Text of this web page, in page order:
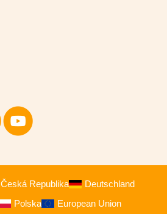
Česká Republika
Deutschland
Polska European Union